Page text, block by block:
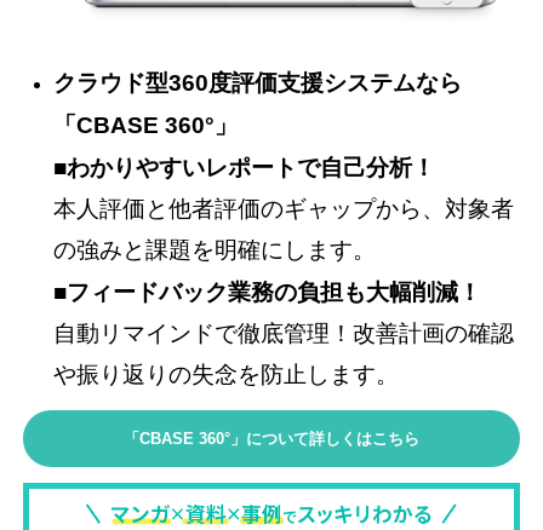
クラウド型360度評価支援システムなら
「CBASE 360°」
■わかりやすいレポートで自己分析！
本人評価と他者評価のギャップから、対象者
の強みと課題を明確にします。
■フィードバック業務の負担も大幅削減！
自動リマインドで徹底管理！改善計画の確認
や振り返りの失念を防止します。
「CBASE 360°」について詳しくはこちら